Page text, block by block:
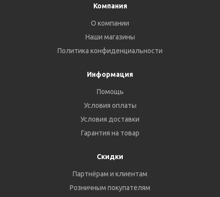
Компания
О компании
Наши магазины
Политика конфиденциальности
Информация
Помощь
Условия оплаты
Условия доставки
Гарантия на товар
Скидки
Партнёрам и клиентам
Розничным покупателям